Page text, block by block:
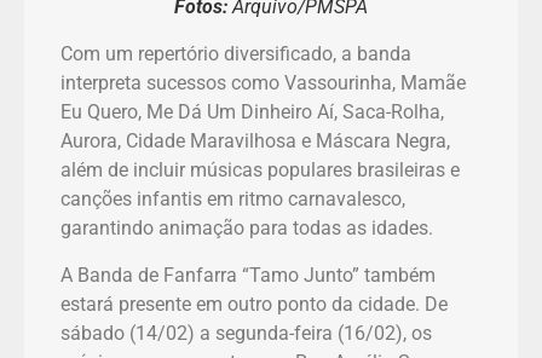
Fotos: Arquivo/PMSPA
Com um repertório diversificado, a banda
interpreta sucessos como Vassourinha, Mamãe
Eu Quero, Me Dá Um Dinheiro Aí, Saca-Rolha,
Aurora, Cidade Maravilhosa e Máscara Negra,
além de incluir músicas populares brasileiras e
canções infantis em ritmo carnavalesco,
garantindo animação para todas as idades.
A Banda de Fanfarra “Tamo Junto” também
estará presente em outro ponto da cidade. De
sábado (14/02) a segunda-feira (16/02), os